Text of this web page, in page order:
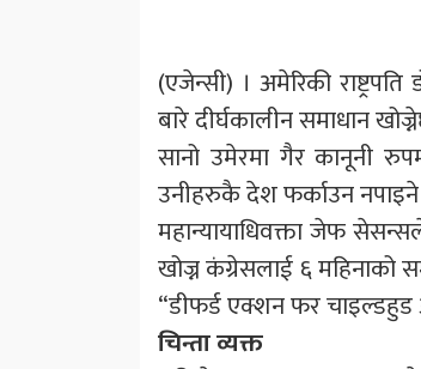
(एजेन्सी) । अमेरिकी
बारे दीर्घकालीन समाधान
सानो उमेरमा गैर कानूनी
उनीहरुकै देश फर्काउन
महान्यायाधिवक्ता जेफ
खोज्न कंग्रेसलाई ६ महिनाको
“डीफर्ड एक्शन फर
चिन्ता व्यक्त